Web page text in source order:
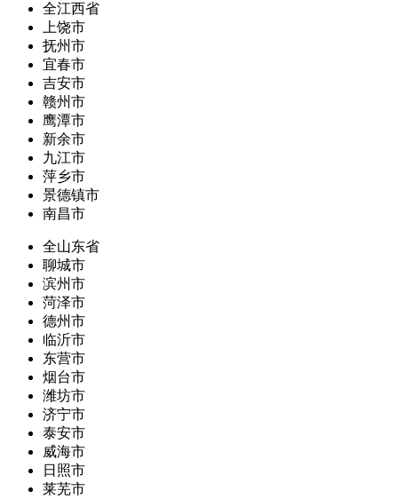
全江西省
上饶市
抚州市
宜春市
吉安市
赣州市
鹰潭市
新余市
九江市
萍乡市
景德镇市
南昌市
全山东省
聊城市
滨州市
菏泽市
德州市
临沂市
东营市
烟台市
潍坊市
济宁市
泰安市
威海市
日照市
莱芜市